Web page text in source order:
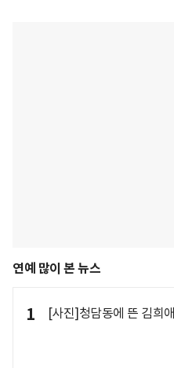
연예 많이 본 뉴스
1 [사진]청담동에 뜬 김희애